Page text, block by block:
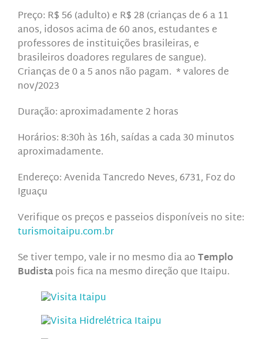
Preço: R$ 56 (adulto) e R$ 28 (crianças de 6 a 11
anos, idosos acima de 60 anos, estudantes e
professores de instituições brasileiras, e
brasileiros doadores regulares de sangue).
Crianças de 0 a 5 anos não pagam. * valores de
nov/2023
Duração: aproximadamente 2 horas
Horários:8:30h às 16h, saídas a cada 30 minutos
aproximadamente.
Endereço: Avenida Tancredo Neves, 6731, Foz do
Iguaçu
Verifique os preços e passeios disponíveis no site:
turismoitaipu.com.br
Se tiver tempo, vale ir no mesmo dia aoTemplo
Budistapois fica na mesmo direção que Itaipu.